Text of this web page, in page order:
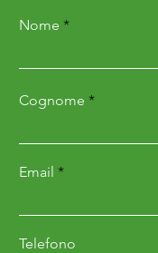
Nome
Cognome
Email
Telefono